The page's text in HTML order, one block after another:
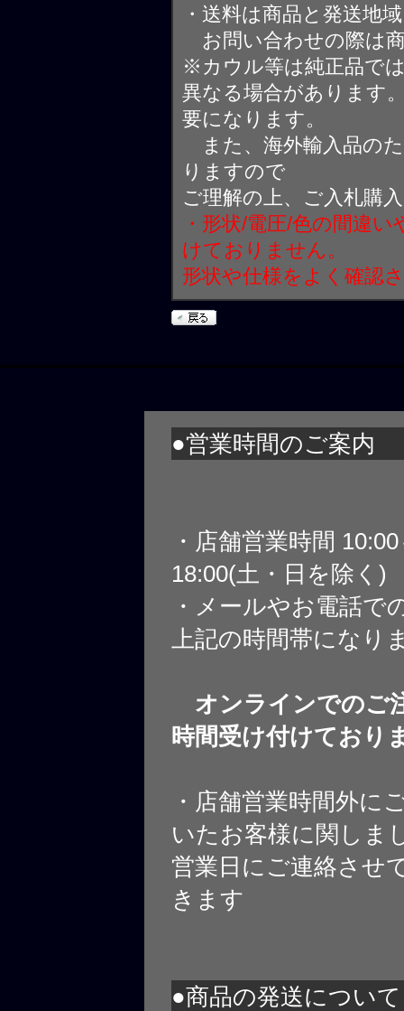
・送料は商品と発送地
お問い合わせの際は
※カウル等は純正品で
異なる場合があります
要になります。
また、海外輸入品の
りますので
ご理解の上、ご入札購
・形状/電圧/色の間違
けておりません。
形状や仕様をよく確認
●営業時間のご案内
・店舗営業時間
18:00(土・日を除く)
・メールやお電話で
上記の時間帯になり
オンラインでのご
時間受け付けており
・店舗営業時間外に
いたお客様に関しま
営業日にご連絡させ
きます
●商品の発送について